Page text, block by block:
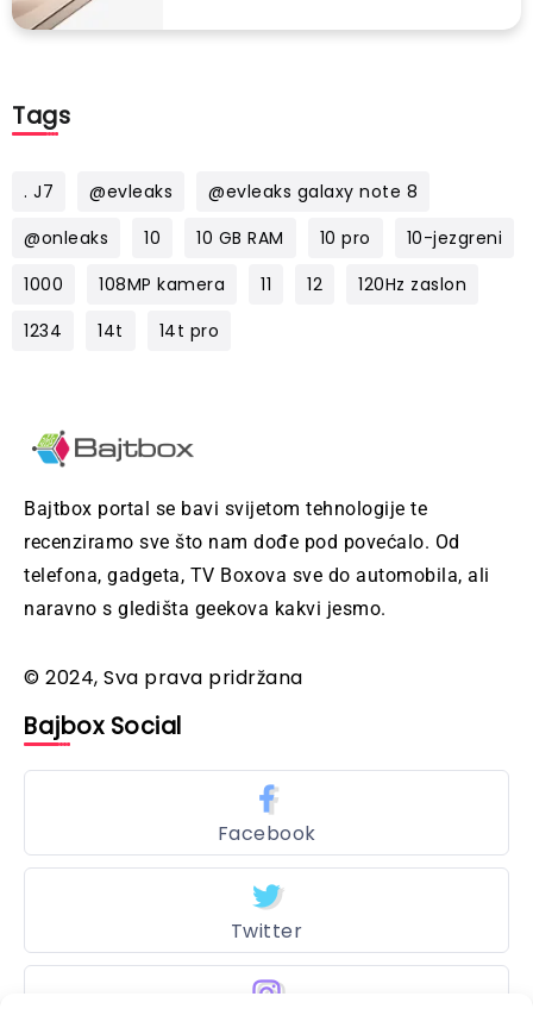
Tags
. J7 @evleaks
@evleaks galaxy note 8
@onleaks
10 10 GB RAM 10 pro
10-jezgreni
1000
108MP kamera 11 12
120Hz zaslon
1234
14t 14t pro
Bajtbox portal se bavi svijetom tehnologije te
recenziramo sve što nam dođe pod povećalo. Od
telefona, gadgeta, TV Boxova sve do automobila, ali
naravno s gledišta geekova kakvi jesmo.
© 2024, Sva prava pridržana
Bajbox Social
Facebook
Twitter